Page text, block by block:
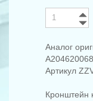
Аналог
Артикул
Кронштейн